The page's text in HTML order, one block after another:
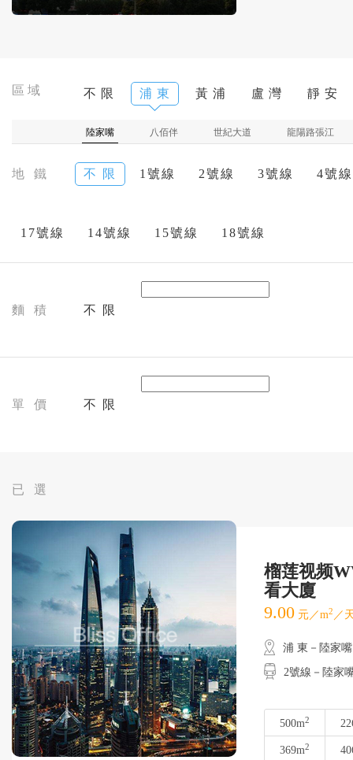
區域 不 限 浦 東 黃 浦 盧 灣 靜 安
陸家嘴 八佰伴 世紀大道 龍陽路張江
地 鐵 不 限 1號線 2號線 3號線 4號線
17號線 14號線 15號線 18號線
麵 積 不 限
單 價 不 限
已 選
榴莲视频
看大廈
9.00 元／m2 ／
浦 東－陸家嘴
2號線－陸家
500m2
369m2